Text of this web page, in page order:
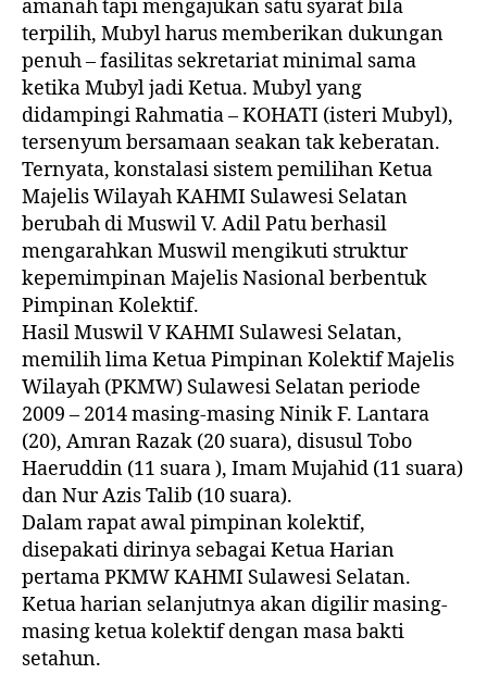
amanah tapi mengajukan satu syarat bila
terpilih, Mubyl harus memberikan dukungan
penuh – fasilitas sekretariat minimal sama
ketika Mubyl jadi Ketua. Mubyl yang
didampingi Rahmatia – KOHATI (isteri Mubyl),
tersenyum bersamaan seakan tak keberatan.
Ternyata, konstalasi sistem pemilihan Ketua
Majelis Wilayah KAHMI Sulawesi Selatan
berubah di Muswil V. Adil Patu berhasil
mengarahkan Muswil mengikuti struktur
kepemimpinan Majelis Nasional berbentuk
Pimpinan Kolektif.
Hasil Muswil V KAHMI Sulawesi Selatan,
memilih lima Ketua Pimpinan Kolektif Majelis
Wilayah (PKMW) Sulawesi Selatan periode
2009 – 2014 masing-masing Ninik F. Lantara
(20), Amran Razak (20 suara), disusul Tobo
Haeruddin (11 suara ), Imam Mujahid (11 suara)
dan Nur Azis Talib (10 suara).
Dalam rapat awal pimpinan kolektif,
disepakati dirinya sebagai Ketua Harian
pertama PKMW KAHMI Sulawesi Selatan.
Ketua harian selanjutnya akan digilir masing-
masing ketua kolektif dengan masa bakti
setahun.